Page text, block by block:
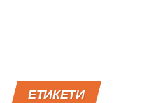
ЕТИКЕТИ